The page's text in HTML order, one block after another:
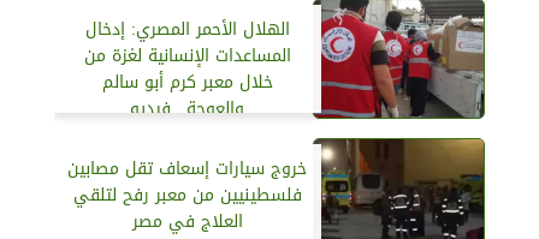
الهلال الأحمر المصري: إدخال
المساعدات الإنسانية لغزة من
خلال معبر كرم أبو سالم
والعوجة.. فيديو
خروج سيارات إسعاف تقل مصابين
فلسطينيين من معبر رفح لتلقي
العلاج في مصر